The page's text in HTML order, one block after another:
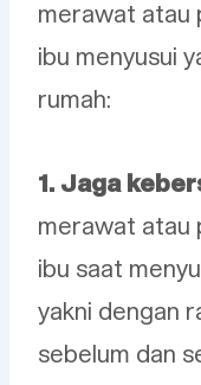
merawat atau
ibu menyusui
rumah:
1. Jaga
merawat atau
ibu saat
yakni dengan
sebelum dan